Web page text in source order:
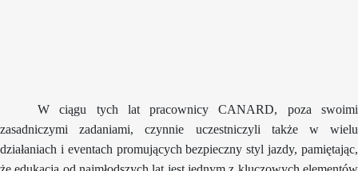
W ciągu tych lat pracownicy CANARD, poza swoimi
zasadniczymi zadaniami, czynnie uczestniczyli także w wielu
działaniach i eventach promujących bezpieczny styl jazdy, pamiętając,